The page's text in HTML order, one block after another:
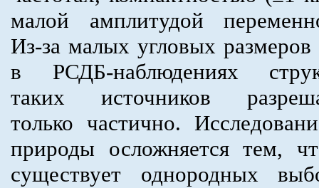
малой амплитудой
Из-за малых угловых размеров
в РСДБ-наблюдениях
таких источников
только частично.
природы осложняется тем,
существует однородных